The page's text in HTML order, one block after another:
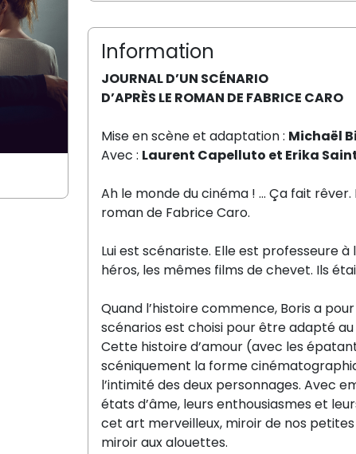
Information
JOURNAL D’UN SCÉNARIO
D’APRÈS LE ROMAN DE FABRICE CARO
Mise en scène et adaptation : Michaël
Avec : Laurent Capelluto et Erika
Ah le monde du cinéma ! ... Ça fait
roman de Fabrice Caro.
Lui est scénariste. Elle est professeure
héros, les mêmes films de chevet. Ils
Quand l’histoire commence, Boris a
scénarios est choisi pour être adapté au
Cette histoire d’amour (avec les
scéniquement la forme
l’intimité des deux personnages. Avec
états d’âme, leurs enthousiasmes et
cet art merveilleux, miroir de nos
miroir aux alouettes.